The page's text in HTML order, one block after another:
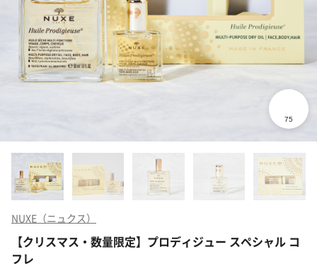
NUXE（ニュクス）
【クリスマス・数量限定】プロディジュー スペシャル コ
フレ